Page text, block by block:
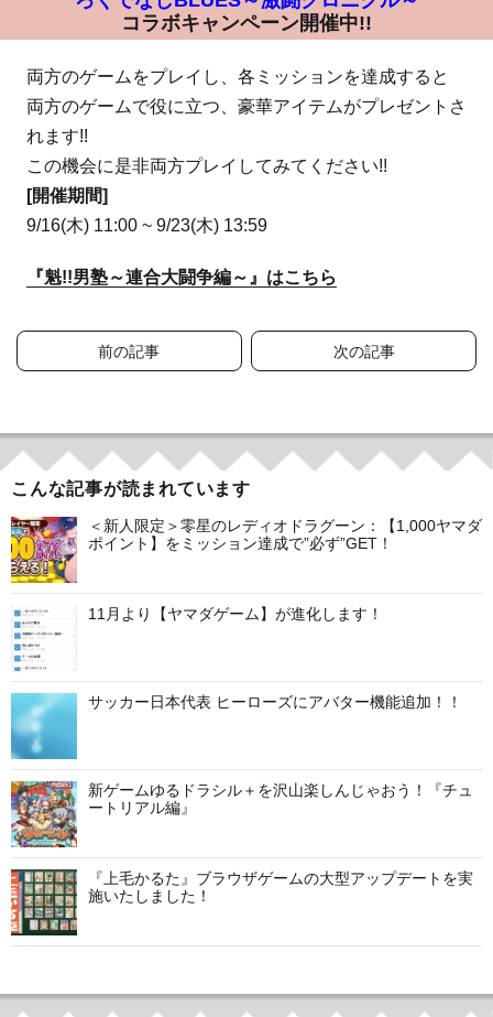
コラボキャンペーン開催中!!
両方のゲームをプレイし、各ミッションを達成すると
両方のゲームで役に立つ、豪華アイテムがプレゼントさ
れます!!
この機会に是非両方プレイしてみてください!!
[開催期間]
9/16(木) 11:00 ~ 9/23(木) 13:59
『魁!!男塾～連合大闘争編～』はこちら
ナ
ビ
ゲ
ー
シ
ョ
ン
前の記事 次の記事
こんな記事が読まれています
＜新人限定＞零星のレディオドラグーン：【1,000ヤマダ
ポイント】をミッション達成で”必ず”GET！
11月より【ヤマダゲーム】が進化します！
サッカー日本代表 ヒーローズにアバター機能追加！！
新ゲームゆるドラシル＋を沢山楽しんじゃおう！『チュ
ートリアル編』
『上毛かるた』ブラウザゲームの大型アップデートを実
施いたしました！